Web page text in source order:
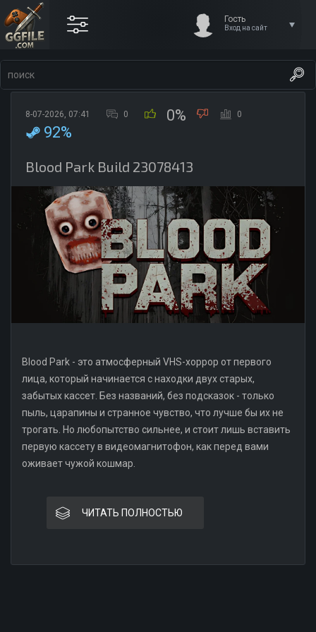
Гость
Вход на сайт
8-07-2026, 07:41 0 0% 0
92%
Blood Park Build 23078413
Blood Park - это атмосферный VHS-хоррор от первого
лица, который начинается с находки двух старых,
забытых кассет. Без названий, без подсказок - только
пыль, царапины и странное чувство, что лучше бы их не
трогать. Но любопытство сильнее, и стоит лишь вставить
первую кассету в видеомагнитофон, как перед вами
оживает чужой кошмар.
ЧИТАТЬ ПОЛНОСТЬЮ